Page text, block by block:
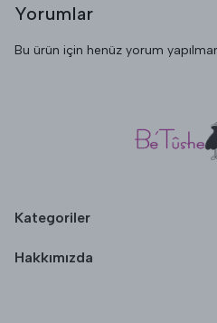
Yorumlar
Bu ürün için henüz yorum
Kategoriler
Hakkımızda